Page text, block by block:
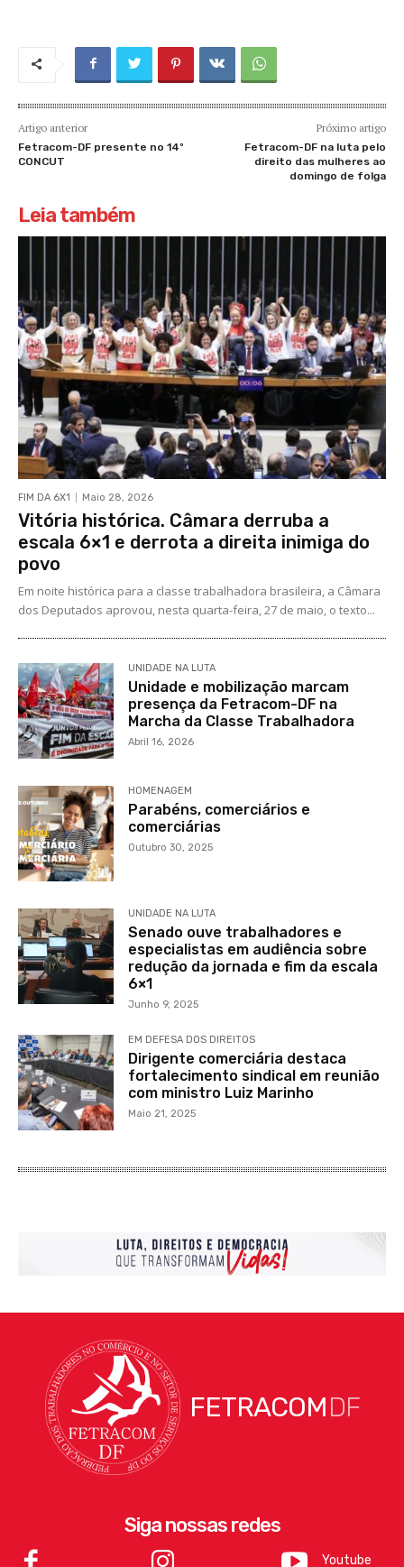
Artigo anterior
Fetracom-DF presente no 14º
CONCUT
Próximo artigo
Fetracom-DF na luta pelo
direito das mulheres ao
domingo de folga
Leia também
FIM DA 6X1 Maio 28, 2026
Vitória histórica. Câmara derruba a
escala 6×1 e derrota a direita inimiga do
povo
Em noite histórica para a classe trabalhadora brasileira, a Câmara
dos Deputados aprovou, nesta quarta-feira, 27 de maio, o texto...
UNIDADE NA LUTA
Unidade e mobilização marcam
presença da Fetracom-DF na
Marcha da Classe Trabalhadora
Abril 16, 2026
HOMENAGEM
Parabéns, comerciários e
comerciárias
Outubro 30, 2025
UNIDADE NA LUTA
Senado ouve trabalhadores e
especialistas em audiência sobre
redução da jornada e fim da escala
6×1
Junho 9, 2025
EM DEFESA DOS DIREITOS
Dirigente comerciária destaca
fortalecimento sindical em reunião
com ministro Luiz Marinho
Maio 21, 2025
FETRACOMDF
Siga nossas redes
Youtube